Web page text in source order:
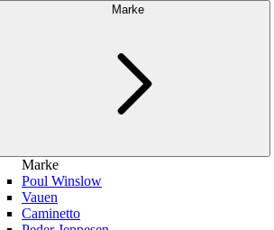
Marke
Marke
Poul Winslow
Vauen
Caminetto